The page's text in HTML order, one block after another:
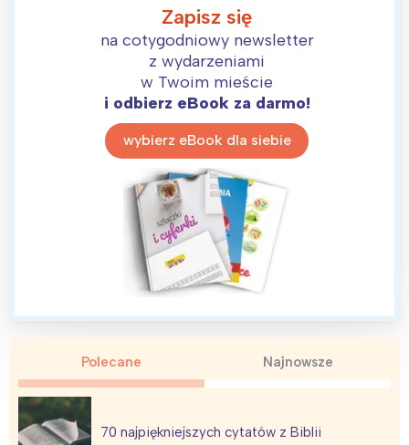
Zapisz się
na cotygodniowy newsletter
z wydarzeniami
w Twoim mieście
i odbierz eBook za darmo!
wybierz eBook dla siebie
Polecane Najnowsze
70 najpiękniejszych cytatów z Biblii